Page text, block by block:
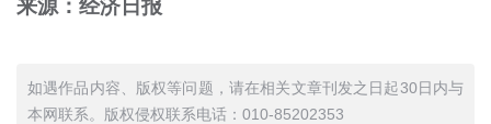
来源：经济日报
如遇作品内容、版权等问题，请在相关文章刊发之日起30日内与
本网联系。版权侵权联系电话：010-85202353